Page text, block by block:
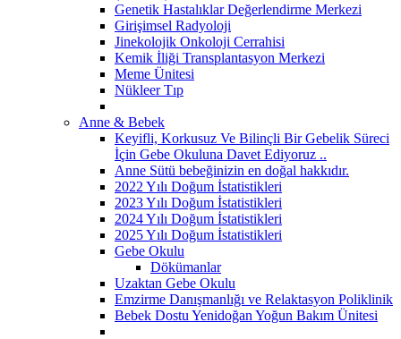
Genetik Hastalıklar Değerlendirme Merkezi
Girişimsel Radyoloji
Jinekolojik Onkoloji Cerrahisi
Kemik İliği Transplantasyon Merkezi
Meme Ünitesi
Nükleer Tıp
Anne & Bebek
Keyifli, Korkusuz Ve Bilinçli Bir Gebelik Süreci
İçin Gebe Okuluna Davet Ediyoruz ..
Anne Sütü bebeğinizin en doğal hakkıdır.
2022 Yılı Doğum İstatistikleri
2023 Yılı Doğum İstatistikleri
2024 Yılı Doğum İstatistikleri
2025 Yılı Doğum İstatistikleri
Gebe Okulu
Dökümanlar
Uzaktan Gebe Okulu
Emzirme Danışmanlığı ve Relaktasyon Poliklinik
Bebek Dostu Yenidoğan Yoğun Bakım Ünitesi